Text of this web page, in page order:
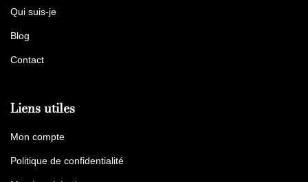
Qui suis-je
Blog
Contact
Liens utiles
Mon compte
Politique de confidentialité